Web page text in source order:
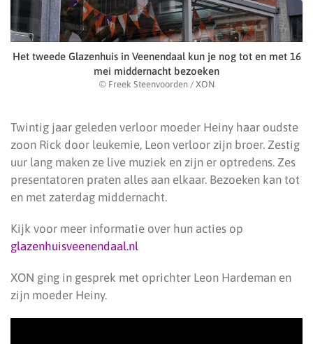
Het tweede Glazenhuis in Veenendaal kun je nog tot en met 16
mei middernacht bezoeken
© Freek Steenvoorden / XON
Twintig jaar geleden verloor moeder Heiny haar oudste
zoon Rick door leukemie, Leon verloor zijn broer. Zestig
uur lang maken ze live muziek en zijn er optredens. Zes
presentatoren praten alles aan elkaar. Bezoeken kan tot
en met zaterdag middernacht.
Kijk voor meer informatie over hun acties op
glazenhuisveenendaal.nl
XON ging in gesprek met oprichter Leon Hardeman en
zijn moeder Heiny.